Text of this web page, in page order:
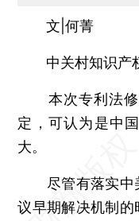
文|何菁
中关村知识产
本次专利法修
定，可认为是中
大。
尽管有落实中
议早期解决机制的